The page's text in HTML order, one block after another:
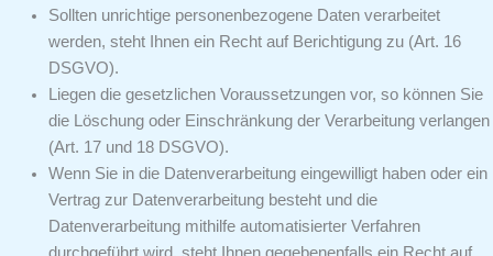
Sollten unrichtige personenbezogene Daten verarbeitet
werden, steht Ihnen ein Recht auf Berichtigung zu (Art. 16
DSGVO).
Liegen die gesetzlichen Voraussetzungen vor, so können Sie
die Löschung oder Einschränkung der Verarbeitung verlangen
(Art. 17 und 18 DSGVO).
Wenn Sie in die Datenverarbeitung eingewilligt haben oder ein
Vertrag zur Datenverarbeitung besteht und die
Datenverarbeitung mithilfe automatisierter Verfahren